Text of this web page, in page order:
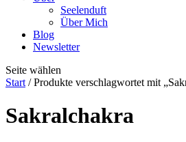
Seelenduft
Über Mich
Blog
Newsletter
Seite wählen
Start / Produkte verschlagwortet mit
Sakralchakra